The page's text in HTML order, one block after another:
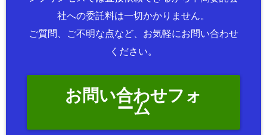
社への委託料は一切かかりません。
ご質問、ご不明な点など、お気軽にお問い合わせ
ください。
お問い合わせフォ
ーム